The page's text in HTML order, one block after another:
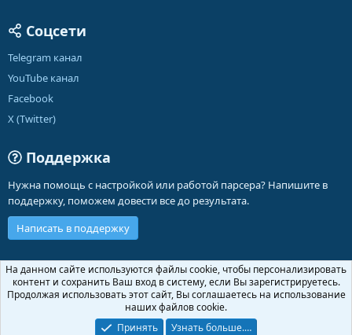
Соцсети
Telegram канал
YouTube канал
Facebook
X (Twitter)
Поддержка
Нужна помощь с настройкой или работой парсера? Напишите в
поддержку, поможем довести все до результата.
Написать в поддержку
Russian (RU)
Обратная связь
Условия и правила
Политика конфиденциальности
Помощь
Community platform by XenForo ® © 2010-2026 XenForo Ltd.
На данном сайте используются файлы cookie, чтобы персонализировать
контент и сохранить Ваш вход в систему, если Вы зарегистрируетесь.
Продолжая использовать этот сайт, Вы соглашаетесь на использование
наших файлов cookie.
Принять
Узнать больше.…